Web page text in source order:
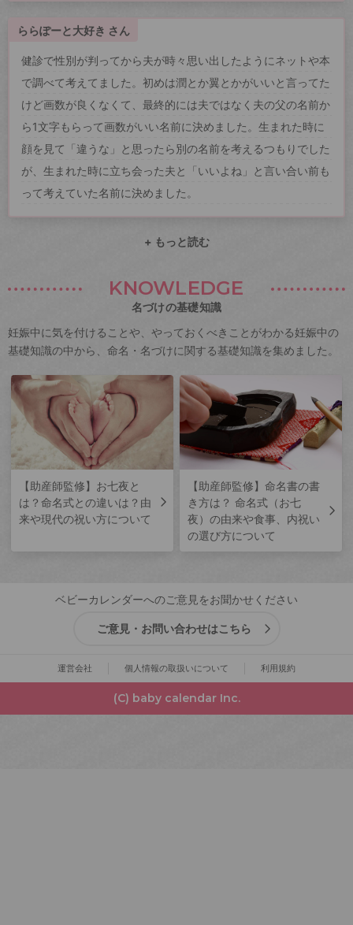
ららぽーと大好き さん
健診で性別が判ってから夫が時々思い出したようにネットや本
で調べて考えてました。初めは潤とか翼とかがいいと言ってた
けど画数が良くなくて、最終的には夫ではなく夫の父の名前か
ら1文字もらって画数がいい名前に決めました。生まれた時に
顔を見て「違うな」と思ったら別の名前を考えるつもりでした
が、生まれた時に立ち会った夫と「いいよね」と言い合い前も
って考えていた名前に決めました。
+ もっと読む
KNOWLEDGE
名づけの基礎知識
妊娠中に気を付けることや、やっておくべきことがわかる妊娠中の
基礎知識の中から、命名・名づけに関する基礎知識を集めました。
【助産師監修】お七夜と
は？命名式との違いは？由
来や現代の祝い方について
【助産師監修】命名書の書
き方は？ 命名式（お七
夜）の由来や食事、内祝い
の選び方について
ベビーカレンダーへのご意見をお聞かせください
ご意見・お問い合わせはこちら
運営会社 個人情報の取扱いについて 利用規約
(C) baby calendar Inc.